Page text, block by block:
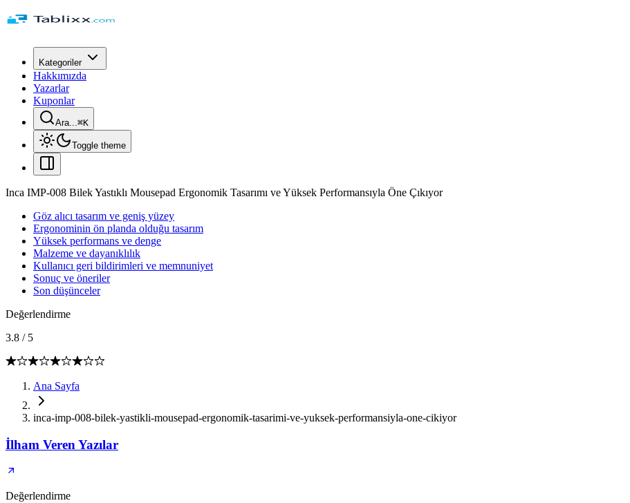
Kategoriler
Hakkımızda
Yazarlar
Kuponlar
Ara...⌘K
Toggle theme
Inca IMP-008 Bilek Yastıklı Mousepad Ergonomik Tasarımı ve Yüksek Performansıyla Öne Çıkıyor
Göz alıcı tasarım ve geniş yüzey
Ergonominin ön planda olduğu tasarım
Yüksek performans ve denge
Malzeme ve dayanıklılık
Kullanıcı geri bildirimleri ve memnuniyet
Sonuç ve öneriler
Son düşünceler
Değerlendirme
3.8 / 5
Ana Sayfa
inca-imp-008-bilek-yastikli-mousepad-ergonomik-tasarimi-ve-yuksek-performansiyla-one-cikiyor
İlham Veren Yazılar
Değerlendirme